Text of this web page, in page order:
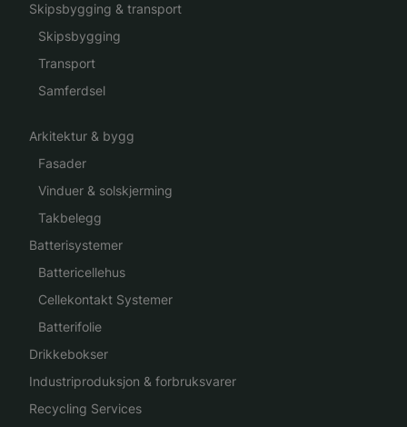
Skipsbygging & transport
Skipsbygging
Transport
Samferdsel
Arkitektur & bygg
Fasader
Vinduer & solskjerming
Takbelegg
Batterisystemer
Battericellehus
Cellekontakt Systemer
Batterifolie
Drikkebokser
Industriproduksjon & forbruksvarer
Recycling Services